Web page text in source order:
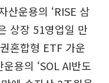
산운용의 ‘RISE 삼
상장 51영업일 만
혼합형 ETF 가운
용의 ‘SOL AI반도